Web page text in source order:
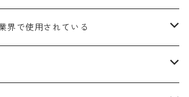
ス～
）
界で使用されている